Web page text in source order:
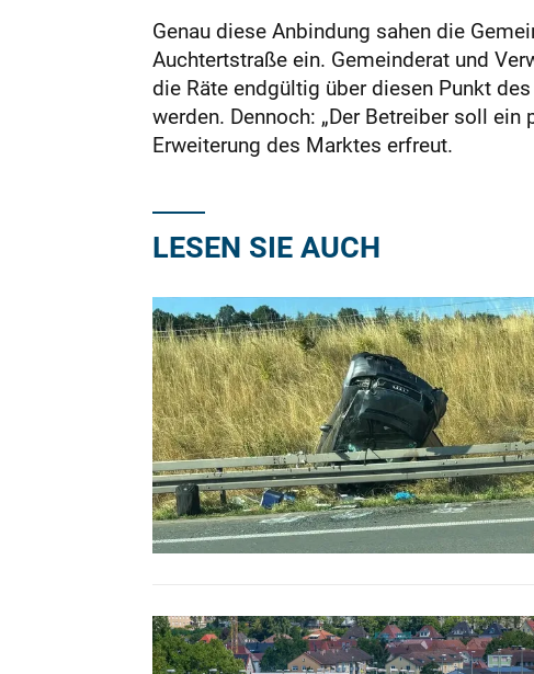
Genau diese Anbindung sahen die
Auchtertstraße ein. Gemeinderat und
die Räte endgültig über diesen Punkt
werden. Dennoch: „Der Betreiber soll
Erweiterung des Marktes erfreut.
LESEN SIE AUCH